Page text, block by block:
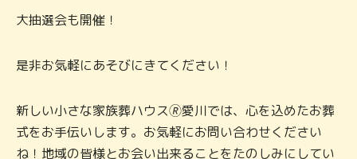
大抽選会も開催！
是非お気軽にあそびにきてください！
新しい小さな家族葬ハウス🄬愛川では、心を込めたお葬
式をお手伝いします。お気軽にお問い合わせください
ね！地域の皆様とお会い出来ることをたのしみにしてい